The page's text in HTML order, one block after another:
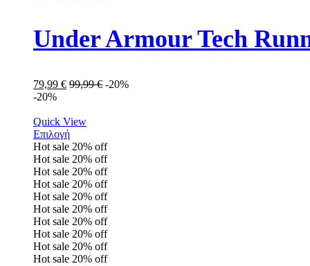
Under Armour Tech
79,99 € 99,99€ -20%
-20%
Quick View
Επιλογή
Hot sale 20% off
Hot sale 20% off
Hot sale 20% off
Hot sale 20% off
Hot sale 20% off
Hot sale 20% off
Hot sale 20% off
Hot sale 20% off
Hot sale 20% off
Hot sale 20% off